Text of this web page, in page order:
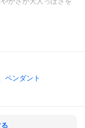
ペンダント